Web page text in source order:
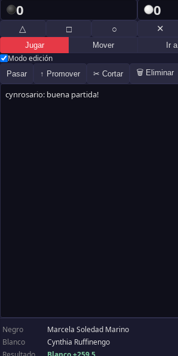
0 0
△ □ ○ ✕
Jugar Mover Ir a
Modo edición
Pasar ↑ Promover ✂ Cortar 🗑 Eliminar
Negro
Marcela Soledad Marino
Blanco
Cynthia Ruffinengo